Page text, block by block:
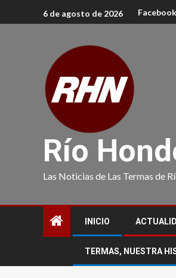
6 de agosto de 2026 Facebook
Río
Las Noticias de Las Termas de
INICIO
TERMAS, NUESTRA